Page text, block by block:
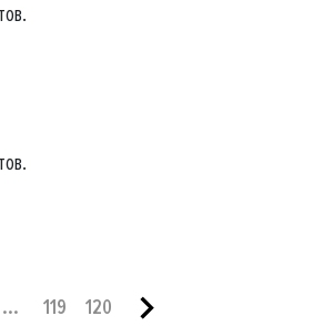
... 119 120